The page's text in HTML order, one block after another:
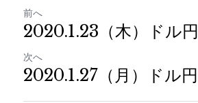
前へ
2020.1.23（木）ドル円
次へ
2020.1.27（月）ドル円